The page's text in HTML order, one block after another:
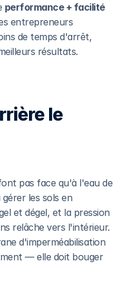
performance + facilité
entrepreneurs
de temps d'arrêt,
résultats.
le
pas face qu'à l'eau de
les sols en
et dégel, et la pression
relâche vers l'intérieur.
d'imperméabilisation
— elle doit bouger